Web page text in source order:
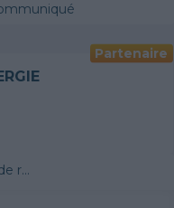
Partenaire